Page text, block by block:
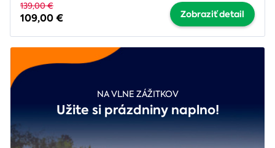
139,00 €
109,00 € Zobraziť detail
NA VLNE ZÁŽITKOV
Užite si prázdniny naplno!